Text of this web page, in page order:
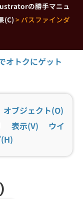
の勝手マニュ
(C) > パスファインダ
トクにゲット
オブジェクト(O)
表示(V)
ウイ